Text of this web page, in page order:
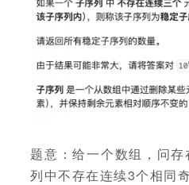
题意：给一个数组，问
列中不存在连续3个相同